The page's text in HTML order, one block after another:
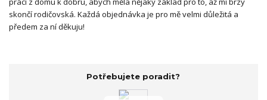
skončí rodičovská. Každá objednávka je pro mě velmi důležitá a
předem za ní děkuju!
Potřebujete poradit?